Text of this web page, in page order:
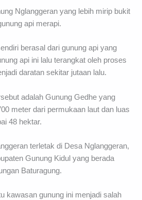
Nglanggeran yang lebih mirip bukit
api merapi.
berasal dari gunung api yang
api ini lalu terangkat oleh proses
daratan sekitar jutaan lalu.
adalah Gunung Gedhe yang
meter dari permukaan laut dan luas
48 hektar.
terletak di Desa Nglanggeran,
Gunung Kidul yang berada
Baturagung.
kawasan gunung ini menjadi salah